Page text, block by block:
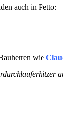
auch in Petto:
wie